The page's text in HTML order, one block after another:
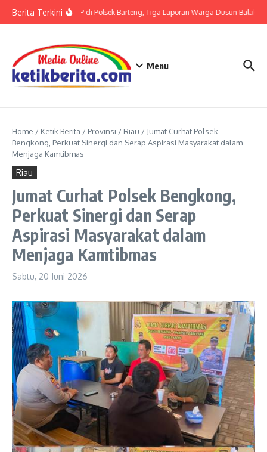
Berita TerkiniTerkait LP di Polsek Barteng, Tiga Laporan Warga Dusun Balaka
Menu
Home / Ketik Berita / Provinsi / Riau / Jumat Curhat Polsek
Bengkong, Perkuat Sinergi dan Serap Aspirasi Masyarakat dalam
Menjaga Kamtibmas
Riau
Jumat Curhat Polsek Bengkong,
Perkuat Sinergi dan Serap
Aspirasi Masyarakat dalam
Menjaga Kamtibmas
Sabtu, 20 Juni 2026